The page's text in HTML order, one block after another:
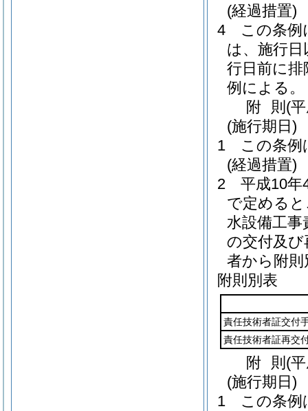
(経過措置)
4
この条例
は、施行
行日前に
例による。
附 則 (
(施行期日)
1
この条例
(経過措置)
2
平成10年
で定める
水設備工
の交付及
者から附
附則別表
責任技術者証交付
責任技術者証再交
附 則 (
(施行期日)
1
この条例